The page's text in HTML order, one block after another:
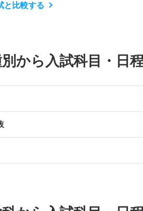
と比較する
別から入試科目・日